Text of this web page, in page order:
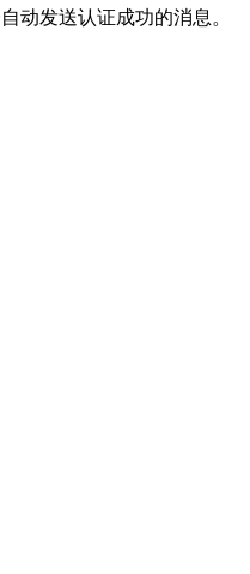
动发送认证成功的消息。